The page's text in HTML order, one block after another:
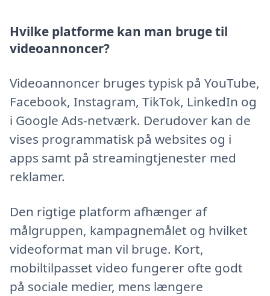
Hvilke platforme kan man bruge til
videoannoncer?
Videoannoncer bruges typisk på YouTube,
Facebook, Instagram, TikTok, LinkedIn og
i Google Ads-netværk. Derudover kan de
vises programmatisk på websites og i
apps samt på streamingtjenester med
reklamer.
Den rigtige platform afhænger af
målgruppen, kampagnemålet og hvilket
videoformat man vil bruge. Kort,
mobiltilpasset video fungerer ofte godt
på sociale medier, mens længere